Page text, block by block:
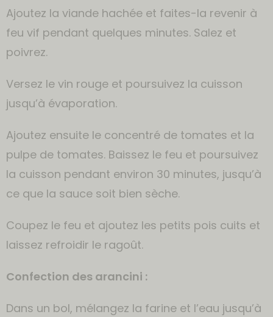
Ajoutez la viande hachée et faites-la revenir à
feu vif pendant quelques minutes. Salez et
poivrez.
Versez le vin rouge et poursuivez la cuisson
jusqu’à évaporation.
Ajoutez ensuite le concentré de tomates et la
pulpe de tomates. Baissez le feu et poursuivez
la cuisson pendant environ 30 minutes, jusqu’à
ce que la sauce soit bien sèche.
Coupez le feu et ajoutez les petits pois cuits et
laissez refroidir le ragoût.
Confection des arancini :
Dans un bol, mélangez la farine et l’eau jusqu’à